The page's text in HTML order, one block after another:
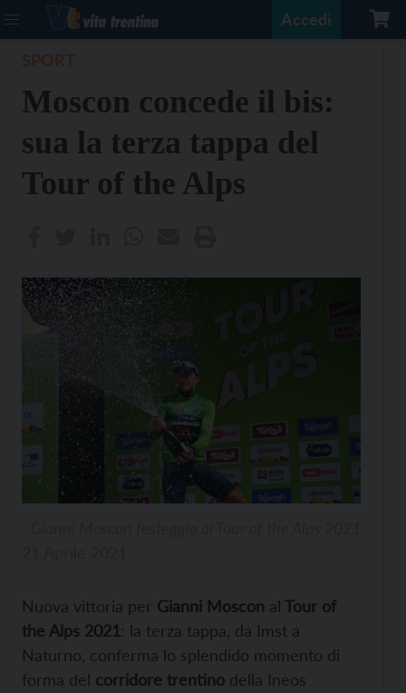
Accedi
Moscon concede il bis:
sua la terza tappa del
Tour of the Alps
Nuova vittoria per Gianni Moscon al Tour of
the Alps 2021: la terza tappa, da Imst a
Naturno, conferma lo splendido momento di
forma del corridore trentino della Ineos